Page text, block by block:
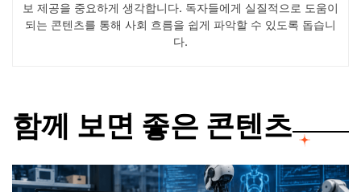
보 제공을 중요하게 생각합니다. 독자들에게 실질적으로 도움이
되는 콘텐츠를 통해 사회 흐름을 쉽게 파악할 수 있도록 돕습니
다.
함께 보면 좋은 콘텐츠